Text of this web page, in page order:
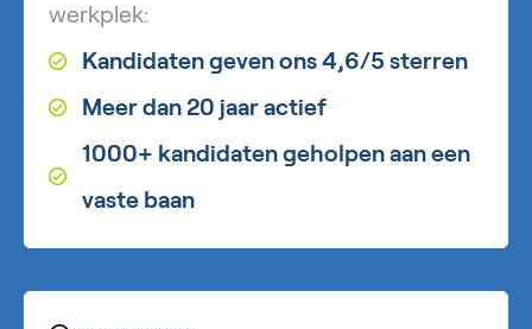
werkplek:
Kandidaten geven ons 4,6/5 sterren
Meer dan 20 jaar actief
1000+ kandidaten geholpen aan een
vaste baan